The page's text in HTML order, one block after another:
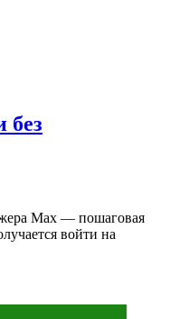
без
Max — пошаговая
войти на